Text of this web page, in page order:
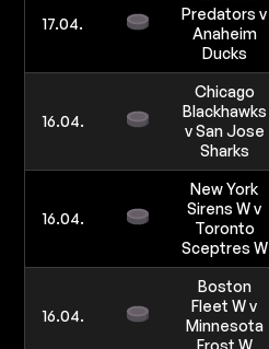
17.04.
Predators v
Anaheim
Ducks
16.04.
Chicago
Blackhawks
v San Jose
Sharks
16.04.
New York
Sirens W v
Toronto
Sceptres W
16.04.
Boston
Fleet W v
Minnesota
Frost W